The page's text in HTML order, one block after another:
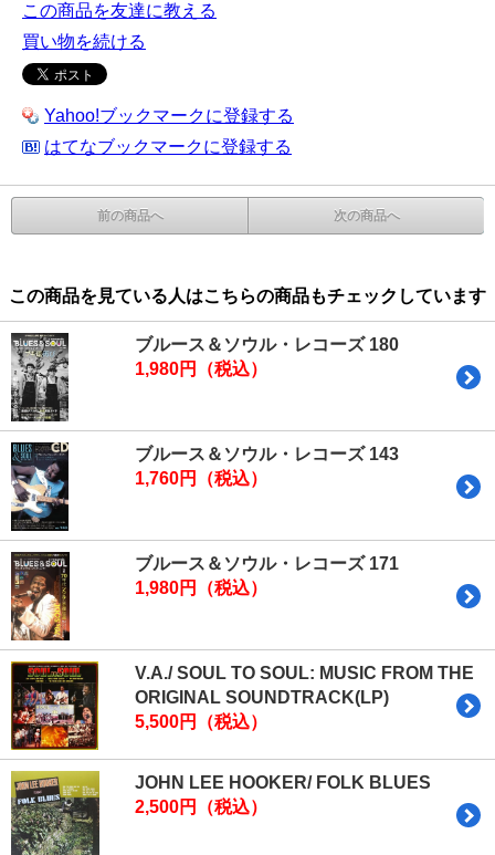
この商品を友達に教える
買い物を続ける
Yahoo!ブックマークに登録する
はてなブックマークに登録する
前の商品へ 次の商品へ
この商品を見ている人はこちらの商品もチェックしています
ブルース＆ソウル・レコーズ 180
1,980円（税込）
ブルース＆ソウル・レコーズ 143
1,760円（税込）
ブルース＆ソウル・レコーズ 171
1,980円（税込）
V.A./ SOUL TO SOUL: MUSIC FROM THE
ORIGINAL SOUNDTRACK(LP)
5,500円（税込）
JOHN LEE HOOKER/ FOLK BLUES
2,500円（税込）